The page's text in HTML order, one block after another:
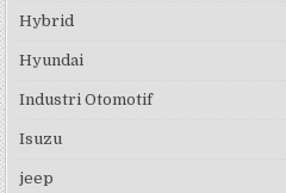
Hybrid
Hyundai
Industri Otomotif
Isuzu
jeep